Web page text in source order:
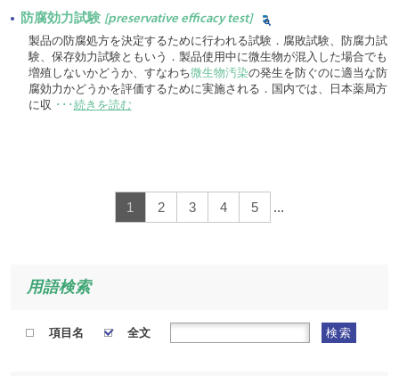
防腐効力試験 [preservative efficacy test]
製品の防腐処方を決定するために行われる試験．腐敗試験、防腐力試
験、保存効力試験ともいう．製品使用中に微生物が混入した場合でも
増殖しないかどうか、すなわち微生物汚染の発生を防ぐのに適当な防
腐効力かどうかを評価するために実施される．国内では、日本薬局方
に収 ･･･ 続きを読む
1 2 3 4 5 ...
用語検索
項目名 全文 検索